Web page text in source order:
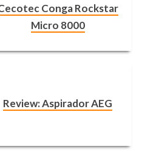
Conga Rockstar
Micro 8000
Review: Aspirador AEG